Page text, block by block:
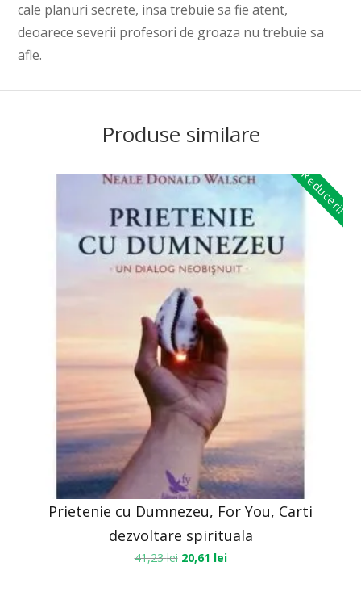
cale planuri secrete, insa trebuie sa fie atent,
deoarece severii profesori de groaza nu trebuie sa
afle.
Produse similare
Reduceri!
Prietenie cu Dumnezeu, For You, Carti
dezvoltare spirituala
41,23lei 20,61 lei